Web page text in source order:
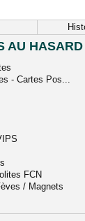
AU HASARD
- Cartes Pos...
FCN
/ Magnets